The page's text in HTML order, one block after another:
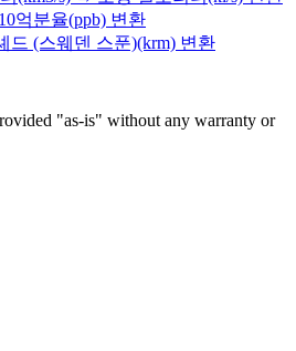
억분율(ppb) 변환
(스웨덴 스푼)(krm) 변환
"as-is" without any warranty or